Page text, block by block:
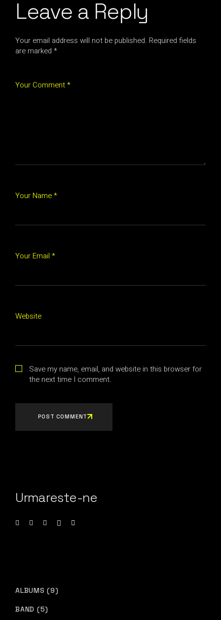
Leave a Reply
Your email address will not be published. Required fields
are marked*
Your Comment *
Your Name *
Your Email *
Website
Save my name, email, and website in this browser for
the next time I comment.
POST COMMENT
Urmareste-ne
ALBUMS 99
PRODUCTS
BAND
55
PRODUCTS